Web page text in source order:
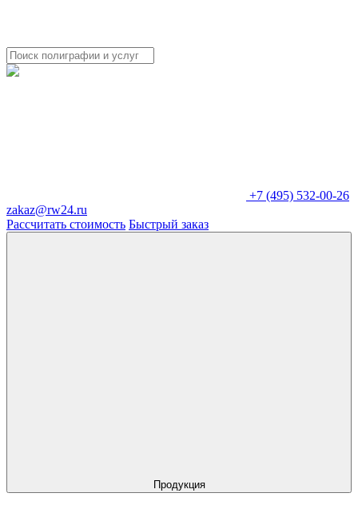
+7 (495) 532-00-26
zakaz@rw24.ru
Рассчитать стоимость Быстрый заказ
Продукция